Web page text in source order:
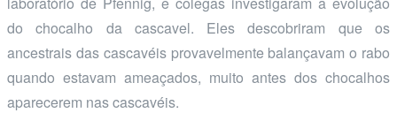
do chocalho da cascavel. Eles descobriram que os
ancestrais das cascavéis provavelmente balançavam o rabo
quando estavam ameaçados, muito antes dos chocalhos
aparecerem nas cascavéis.